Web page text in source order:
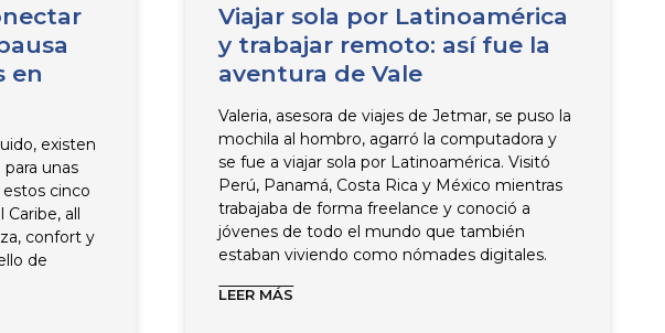
en
existen
unas
cinco
all
confort y
de
Viajar sola por Latinoamérica
y trabajar remoto: así fue la
aventura de Vale
Valeria, asesora de viajes de Jetmar, se puso la
mochila al hombro, agarró la computadora y
se fue a viajar sola por Latinoamérica. Visitó
Perú, Panamá, Costa Rica y México mientras
trabajaba de forma freelance y conoció a
jóvenes de todo el mundo que también
estaban viviendo como nómades digitales.
LEER MÁS